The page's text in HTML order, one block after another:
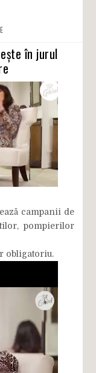
în jurul
campanii de
pompierilor
obligatoriu.